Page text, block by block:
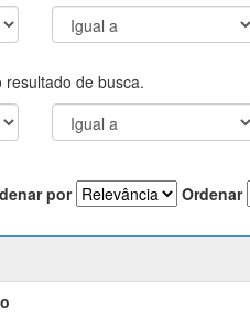
de busca.
por Ordenar